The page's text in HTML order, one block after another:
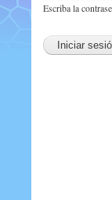
Escriba la